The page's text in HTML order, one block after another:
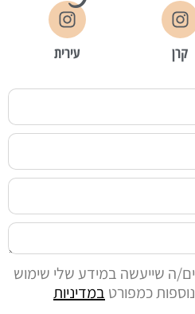
קרן עירית
ה שייעשה במידע שלי שימוש
נוספות כמפורט במדיניות